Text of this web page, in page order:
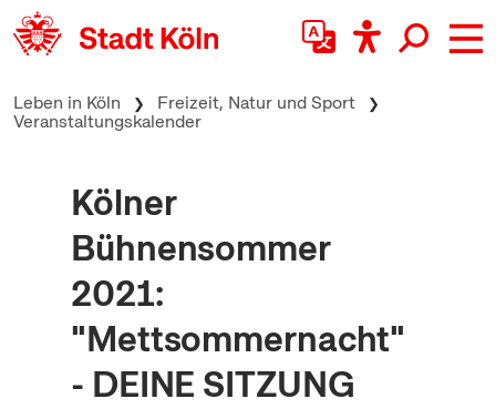
zum Inhalt springen
Leben in Köln
Freizeit, Natur und Sport
Veranstaltungskalender
Kölner
Bühnensommer
2021:
"Mettsommernacht"
- DEINE SITZUNG